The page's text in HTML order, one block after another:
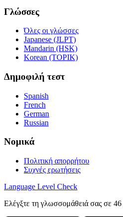
Γλώσσες
Όλες οι γλώσσες
Japanese (JLPT)
Mandarin (HSK)
Korean (TOPIK)
Δημοφιλή τεστ
Spanish
French
German
Russian
Νομικά
Πολιτική απορρήτου
Συχνές ερωτήσεις
Language Level Check
Ελέγξτε τη γλωσσομάθειά σας σε